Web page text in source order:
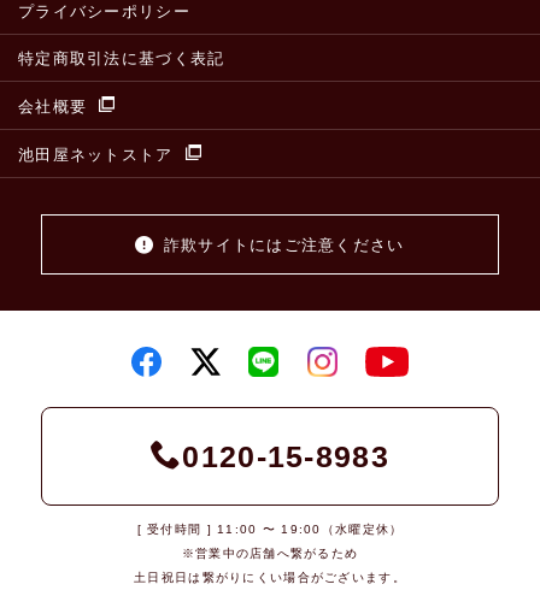
プライバシーポリシー
特定商取引法に基づく表記
会社概要
池田屋ネットストア
詐欺サイトにはご注意ください
0120-15-8983
[ 受付時間 ] 11:00 〜 19:00（水曜定休）
※営業中の店舗へ繋がるため
土日祝日は繋がりにくい場合がございます。